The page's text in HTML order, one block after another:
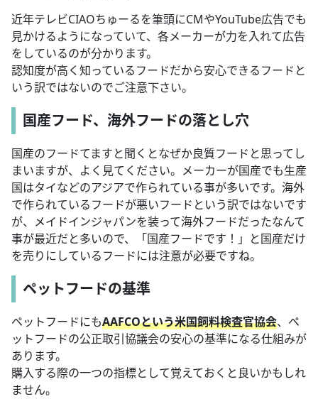
近年テレビCIAOちゅーるを筆頭にCMやYouTube広告でも
見かけるようになっていて、各メーカーが力を入れて広告
をしているのが分かります。
認知度が高く知っているフードだから安心できるフードと
いう訳ではないのでご注意下さい。
国産フード、海外フードの落とし穴
国産のフードてますと聞くとなぜか良質フードと思ってし
まいますが、よく見てください。メーカーが国産でも生産
国はタイなどのアジアで作られている事が多いです。海外
で作られているフードが悪いフードという訳ではないです
が、メイドインジャパンを装って海外フードだったなんて
事が最近だと多いので、「国産フードです！」と国産だけ
を売りにしているフードには注意が必要ですね。
ペットフードの基準
ペットフードにもAAFCOという米国飼料検査官協会、ペ
ットフードの公正取引協議会の安心の基準になる仕組みが
あります。
購入する際の一つの指標として覚えておくと良いかもしれ
ません。